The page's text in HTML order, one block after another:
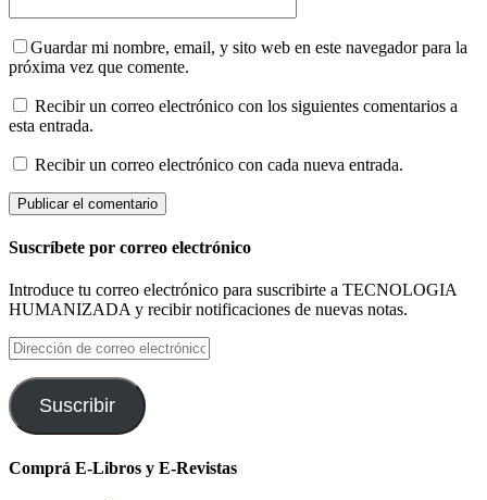
Guardar mi nombre, email, y sito web en este navegador para la
próxima vez que comente.
Recibir un correo electrónico con los siguientes comentarios a
esta entrada.
Recibir un correo electrónico con cada nueva entrada.
Suscríbete por correo electrónico
Introduce tu correo electrónico para suscribirte a TECNOLOGIA
HUMANIZADA y recibir notificaciones de nuevas notas.
Dirección
de
correo
electrónico
Suscribir
Comprá E-Libros y E-Revistas